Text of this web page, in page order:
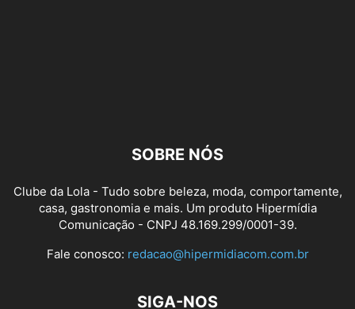
SOBRE NÓS
Clube da Lola - Tudo sobre beleza, moda, comportamente,
casa, gastronomia e mais. Um produto Hipermídia
Comunicação - CNPJ 48.169.299/0001-39.
Fale conosco: redacao@hipermidiacom.com.br
SIGA-NOS